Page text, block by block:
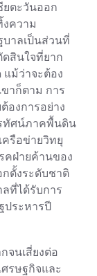
ยตะวันออก
งความ
บาลเป็นส่วนที่
ดสินใจที่ยาก
ม้ว่าจะต้อง
าก็ตาม การ
องการอย่าง
ทัศน์ภาคพื้นดิน
ครือข่ายวิทยุ
คฝ่ายค้านของ
กตั้งระดับชาติ
ที่ได้รับการ
ประหารปี
จนเสี่ยงต่อ
รษฐกิจและ